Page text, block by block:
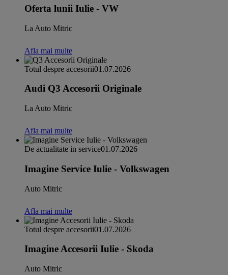
Oferta lunii Iulie - VW
La Auto Mitric
Afla mai multe
Totul despre accesorii01.07.2026
Audi Q3 Accesorii Originale
La Auto Mitric
Afla mai multe
De actualitate in service01.07.2026
Imagine Service Iulie - Volkswagen
Auto Mitric
Afla mai multe
Totul despre accesorii01.07.2026
Imagine Accesorii Iulie - Skoda
Auto Mitric